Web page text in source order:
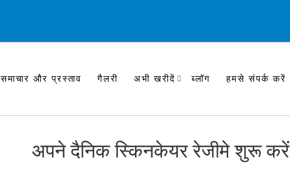
समाचार और प्रस्ताव गैलरी अभी खरीदें ब्लॉग हमसे संपर्क करें
अपने दैनिक स्किनकेयर रेजीमे शुरू करें